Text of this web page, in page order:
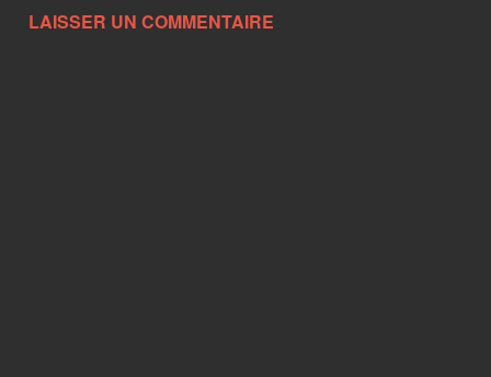
LAISSER UN COMMENTAIRE